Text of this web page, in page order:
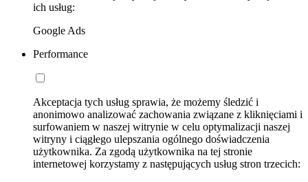
ich usług:
Google Ads
Performance
Akceptacja tych usług sprawia, że możemy śledzić i
anonimowo analizować zachowania związane z kliknięciami i
surfowaniem w naszej witrynie w celu optymalizacji naszej
witryny i ciągłego ulepszania ogólnego doświadczenia
użytkownika. Za zgodą użytkownika na tej stronie
internetowej korzystamy z następujących usług stron trzecich: